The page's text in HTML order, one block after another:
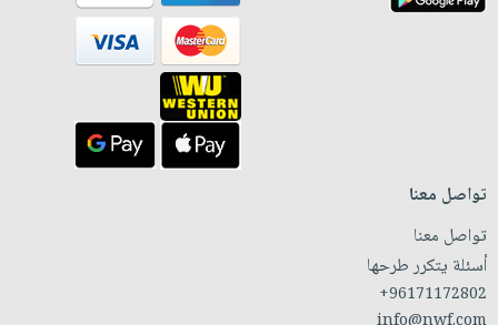
تواصل معنا
تواصل معنا
أسئلة يتكرر طرحها
+96171172802